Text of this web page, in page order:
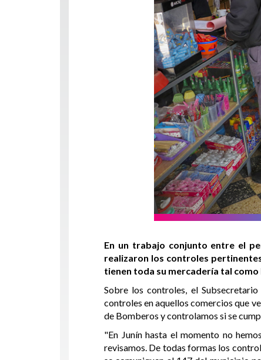
En un trabajo conjunto entre el
realizaron los controles
tienen toda su mercadería tal
Sobre los controles, el
controles en aquellos comercios que
de Bomberos y controlamos si se
"En Junín hasta el momento no
revisamos. De todas formas los